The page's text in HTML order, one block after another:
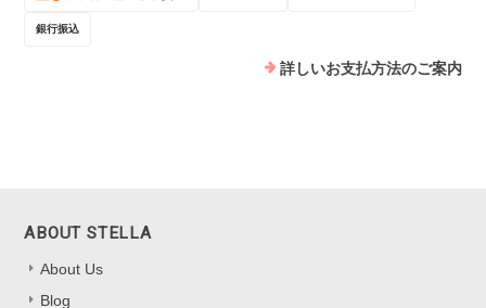
銀行振込
詳しいお支払方法のご案内
ABOUT STELLA
About Us
Blog